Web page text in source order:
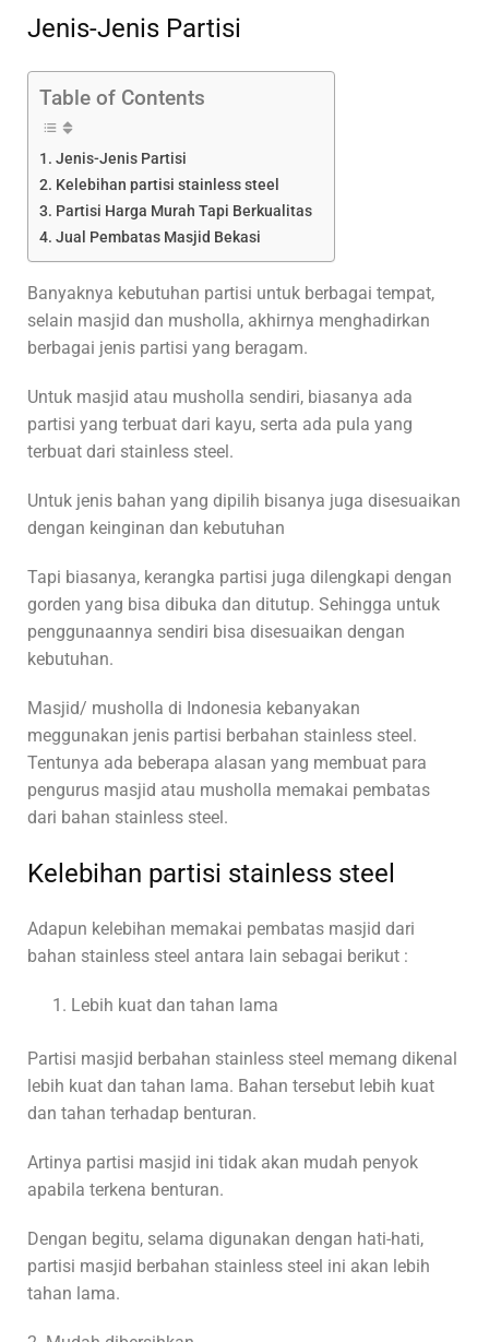
Jenis-Jenis Partisi
Table of Contents
Jenis-Jenis Partisi
Kelebihan partisi stainless steel
Partisi Harga Murah Tapi Berkualitas
Jual Pembatas Masjid Bekasi
Banyaknya kebutuhan partisi untuk berbagai tempat,
selain masjid dan musholla, akhirnya menghadirkan
berbagai jenis partisi yang beragam.
Untuk masjid atau musholla sendiri, biasanya ada
partisi yang terbuat dari kayu, serta ada pula yang
terbuat dari stainless steel.
Untuk jenis bahan yang dipilih bisanya juga disesuaikan
dengan keinginan dan kebutuhan
Tapi biasanya, kerangka partisi juga dilengkapi dengan
gorden yang bisa dibuka dan ditutup. Sehingga untuk
penggunaannya sendiri bisa disesuaikan dengan
kebutuhan.
Masjid/ musholla di Indonesia kebanyakan
meggunakan jenis partisi berbahan stainless steel.
Tentunya ada beberapa alasan yang membuat para
pengurus masjid atau musholla memakai pembatas
dari bahan stainless steel.
Kelebihan partisi stainless steel
Adapun kelebihan memakai pembatas masjid dari
bahan stainless steel antara lain sebagai berikut :
Lebih kuat dan tahan lama
Partisi masjid berbahan stainless steel memang dikenal
lebih kuat dan tahan lama. Bahan tersebut lebih kuat
dan tahan terhadap benturan.
Artinya partisi masjid ini tidak akan mudah penyok
apabila terkena benturan.
Dengan begitu, selama digunakan dengan hati-hati,
partisi masjid berbahan stainless steel ini akan lebih
tahan lama.